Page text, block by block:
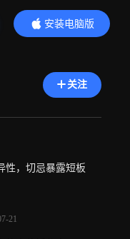
安装电脑版
内容更精彩
关注
性，切忌暴露短板
21